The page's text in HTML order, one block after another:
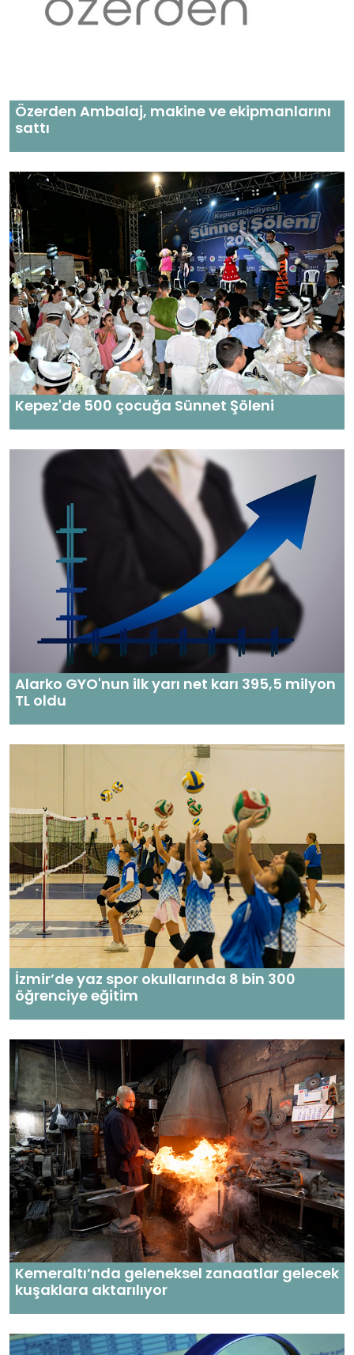
Özerden Ambalaj, makine ve ekipmanlarını
sattı
Kepez'de 500 çocuğa Sünnet Şöleni
Alarko GYO'nun ilk yarı net karı 395,5 milyon
TL oldu
İzmir’de yaz spor okullarında 8 bin 300
öğrenciye eğitim
Kemeraltı’nda geleneksel zanaatlar gelecek
kuşaklara aktarılıyor